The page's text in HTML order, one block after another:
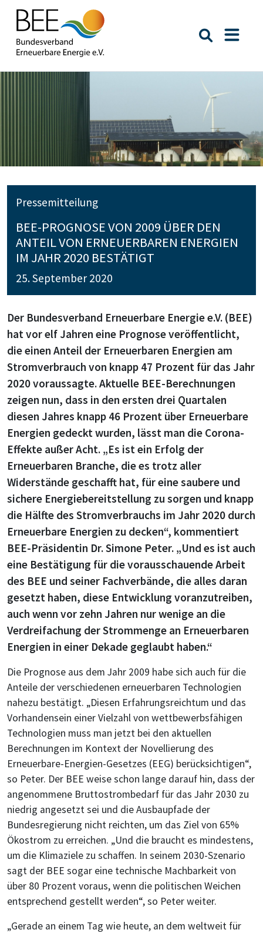
Suche
Pressemitteilung
BEE-PROGNOSE VON 2009 ÜBER DEN
ANTEIL VON ERNEUERBAREN ENERGIEN
IM JAHR 2020 BESTÄTIGT
25. September 2020
Der Bundesverband Erneuerbare Energie e.V. (BEE)
hat vor elf Jahren eine Prognose veröffentlicht,
die einen Anteil der Erneuerbaren Energien am
Stromverbrauch von knapp 47 Prozent für das Jahr
2020 voraussagte. Aktuelle BEE-Berechnungen
zeigen nun, dass in den ersten drei Quartalen
diesen Jahres knapp 46 Prozent über Erneuerbare
Energien gedeckt wurden, lässt man die Corona-
Effekte außer Acht. „Es ist ein Erfolg der
Erneuerbaren Branche, die es trotz aller
Widerstände geschafft hat, für eine saubere und
sichere Energiebereitstellung zu sorgen und knapp
die Hälfte des Stromverbrauchs im Jahr 2020 durch
Erneuerbare Energien zu decken“, kommentiert
BEE-Präsidentin Dr. Simone Peter. „Und es ist auch
eine Bestätigung für die vorausschauende Arbeit
des BEE und seiner Fachverbände, die alles daran
gesetzt haben, diese Entwicklung voranzutreiben,
auch wenn vor zehn Jahren nur wenige an die
Verdreifachung der Strommenge an Erneuerbaren
Energien in einer Dekade geglaubt haben.“
Die Prognose aus dem Jahr 2009 habe sich auch für die
Anteile der verschiedenen erneuerbaren Technologien
nahezu bestätigt. „Diesen Erfahrungsreichtum und das
Vorhandensein einer Vielzahl von wettbewerbsfähigen
Technologien muss man jetzt bei den aktuellen
Berechnungen im Kontext der Novellierung des
Erneuerbare-Energien-Gesetzes (EEG) berücksichtigen“,
so Peter. Der BEE weise schon lange darauf hin, dass der
angenommene Bruttostrombedarf für das Jahr 2030 zu
niedrig angesetzt sei und die Ausbaupfade der
Bundesregierung nicht reichten, um das Ziel von 65%
Ökostrom zu erreichen. „Und die braucht es mindestens,
um die Klimaziele zu schaffen. In seinem 2030-Szenario
sagt der BEE sogar eine technische Machbarkeit von
über 80 Prozent voraus, wenn die politischen Weichen
entsprechend gestellt werden“, so Peter weiter.
„Gerade an einem Tag wie heute, an dem weltweit für